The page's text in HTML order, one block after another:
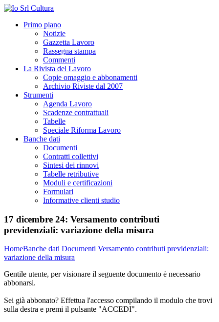
Primo piano
Notizie
Gazzetta Lavoro
Rassegna stampa
Commenti
La Rivista del Lavoro
Copie omaggio e abbonamenti
Archivio Riviste dal 2007
Strumenti
Agenda Lavoro
Scadenze contrattuali
Tabelle
Speciale Riforma Lavoro
Banche dati
Documenti
Contratti collettivi
Sintesi dei rinnovi
Tabelle retributive
Moduli e certificazioni
Formulari
Informative clienti studio
17 dicembre 24: Versamento contributi
previdenziali: variazione della misura
HomeBanche dati Documenti Versamento contributi previdenziali:
variazione della misura
Gentile utente, per visionare il seguente documento è necessario
abbonarsi.
Sei già abbonato? Effettua l'accesso compilando il modulo che trovi
sulla destra e premi il pulsante "ACCEDI".